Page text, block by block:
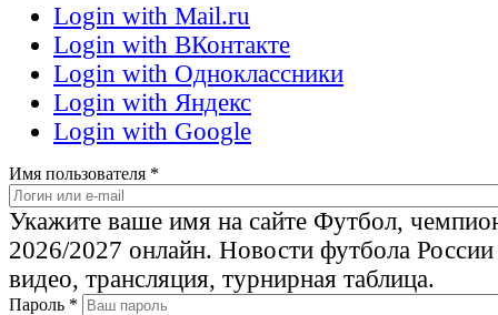
Login with Mail.ru
Login with ВКонтакте
Login with Одноклассники
Login with Яндекс
Login with Google
Имя пользователя *
Укажите ваше имя на сайте Футбол,
2026/2027 онлайн. Новости футбола
видео, трансляция, турнирная таблица.
Пароль *